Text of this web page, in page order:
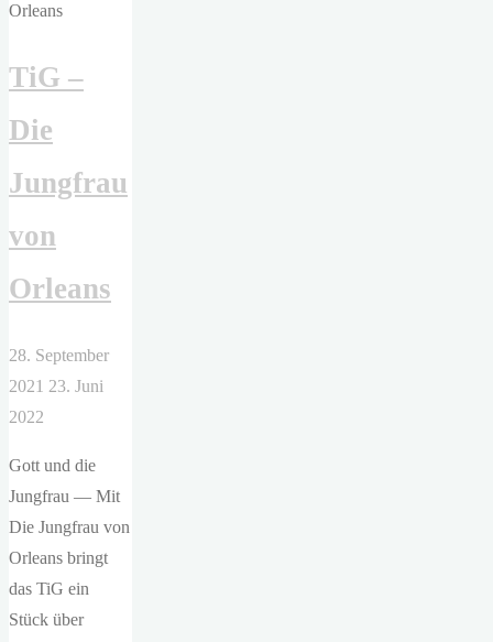
TiG –
Die
Jungfrau
von
Orleans
28. September
2021 23. Juni
2022
Gott und die
Jungfrau — Mit
Die Jungfrau von
Orleans bringt
das TiG ein
Stück über